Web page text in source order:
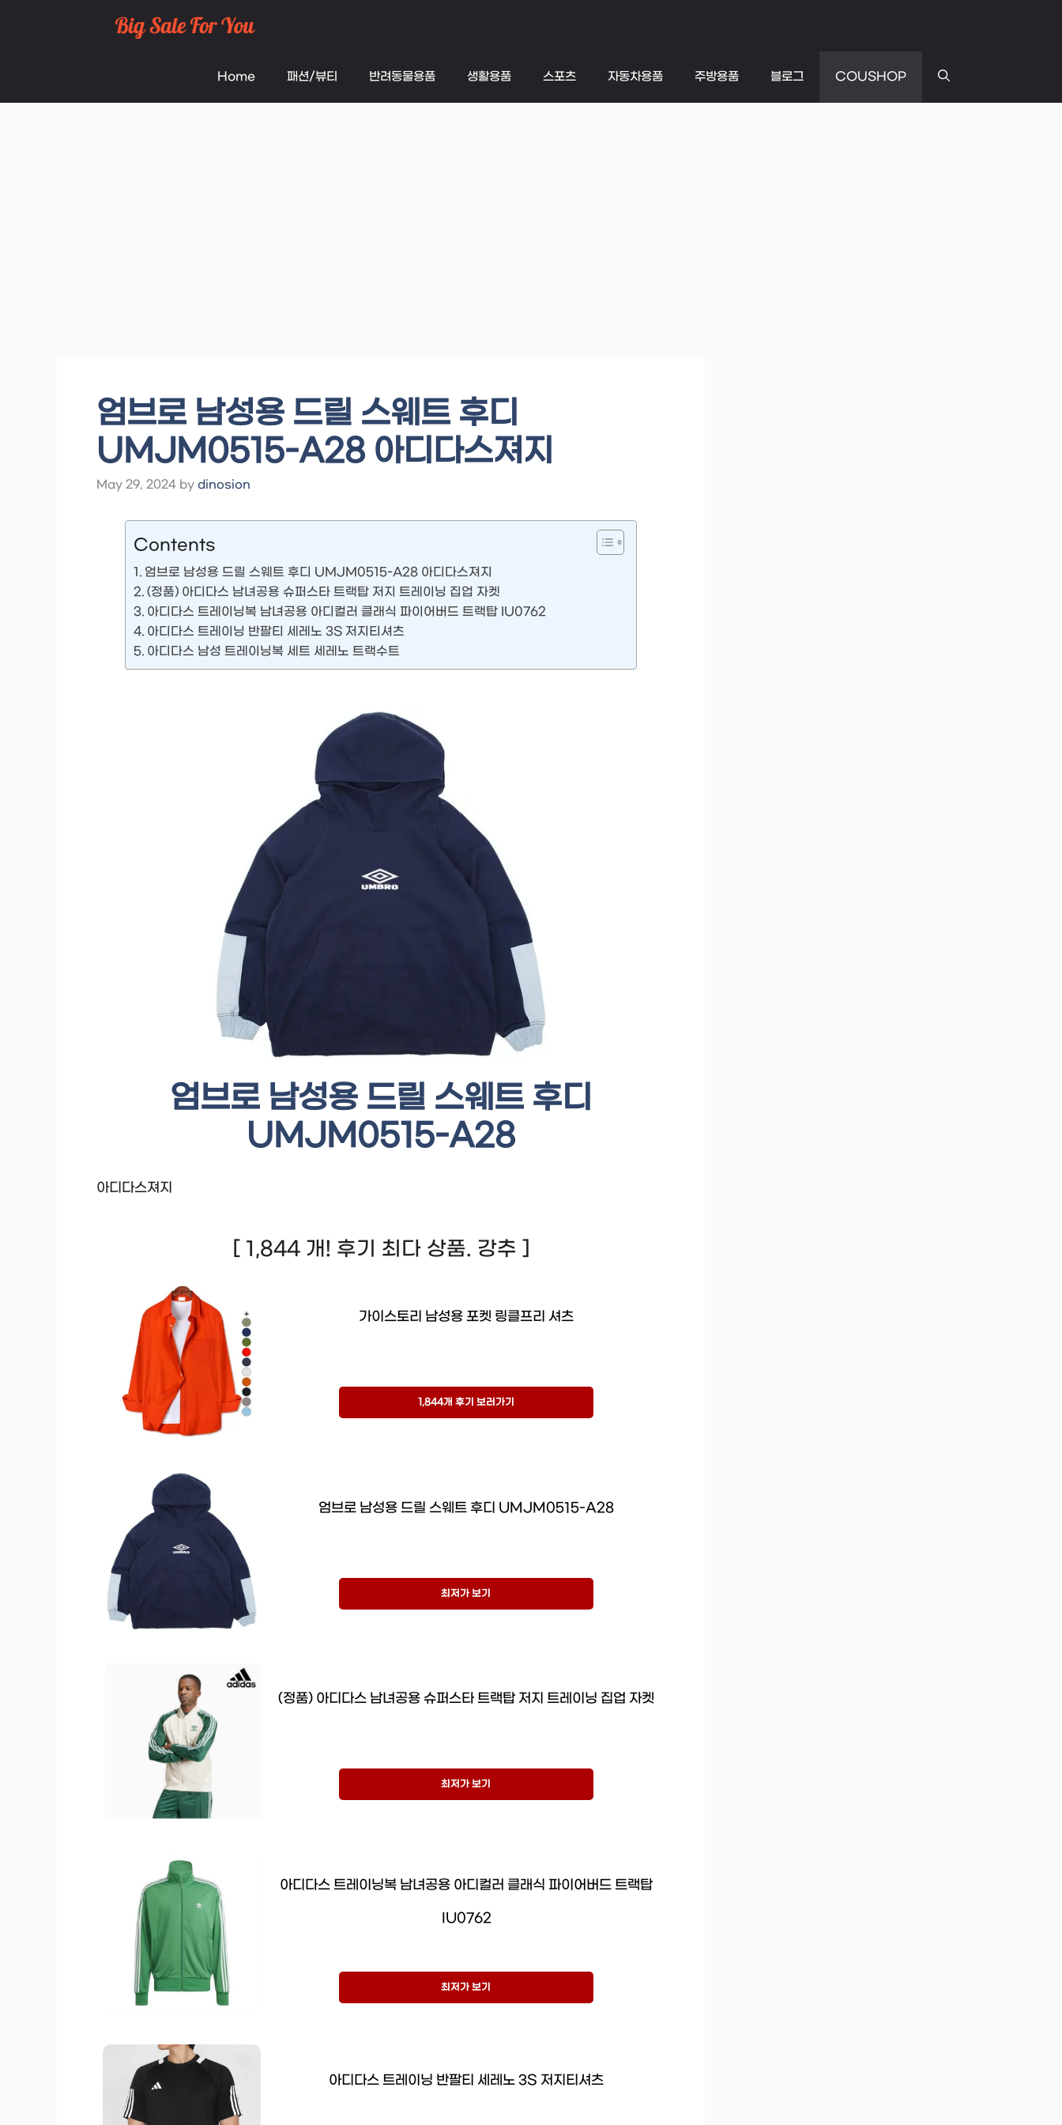
Home 패션/뷰티 반려동물용품 생활용품 스포츠 자동차용품 주방용품 블로그 COUSHOP
엄브로 남성용 드릴 스웨트 후디
UMJM0515-A28 아디다스져지
May 29, 2024 by dinosion
Contents
엄브로 남성용 드릴 스웨트 후디 UMJM0515-A28 아디다스져지
(정품) 아디다스 남녀공용 슈퍼스타 트랙탑 저지 트레이닝 집업 자켓
아디다스 트레이닝복 남녀공용 아디컬러 클래식 파이어버드 트랙탑 IU0762
아디다스 트레이닝 반팔티 세레노 3S 저지티셔츠
아디다스 남성 트레이닝복 세트 세레노 트랙수트
엄브로 남성용 드릴 스웨트 후디
UMJM0515-A28
아디다스져지
[ 1,844 개! 후기 최다 상품. 강추 ]
가이스토리 남성용 포켓 링클프리 셔츠
1,844개 후기 보러가기
엄브로 남성용 드릴 스웨트 후디 UMJM0515-A28
최저가 보기
(정품) 아디다스 남녀공용 슈퍼스타 트랙탑 저지 트레이닝 집업 자켓
최저가 보기
아디다스 트레이닝복 남녀공용 아디컬러 클래식 파이어버드 트랙탑
IU0762
최저가 보기
아디다스 트레이닝 반팔티 세레노 3S 저지티셔츠